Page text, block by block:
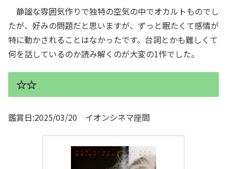
静謐な雰囲気作りで独特の空気の中でオカルトものでし
たが、好みの問題だと思いますが、ずっと眠たくて感情が
特に動かされることはなかったです。台詞とかも難しくて
何を話しているのか読み解くのが大変の1作でした。
☆☆
鑑賞日:2025/03/20 イオンシネマ座間